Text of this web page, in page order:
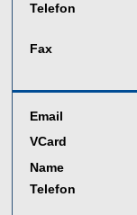
Telefon
Fax
Email
VCard
Name
Telefon